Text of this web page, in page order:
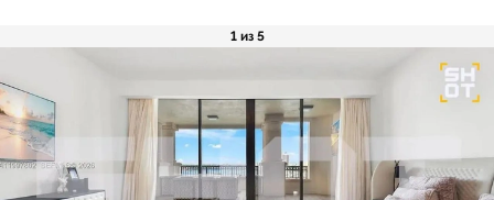
1 из 5